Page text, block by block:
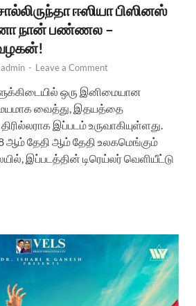
ஈஸியா பிஸினஸ்
நான் பண்ணல –
admin - Leave a Comment
ஒரு இனிமையான
வைத்து, இதயத்தை
இப்படம் உருவாகியுள்ளது.
ஆம் தேதி ஆம் தேதி உலகமெங்கும்
இப்படத்தின் டிரெய்லர் வெளியீட்டு